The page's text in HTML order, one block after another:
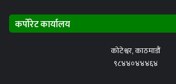
कर्पोरेट कार्यालय
कोटेश्वर, काठमाडौं
९८४४०४४४६४